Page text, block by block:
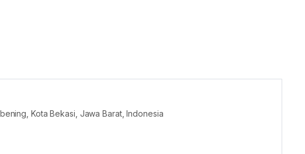
Kota Bekasi, Jawa Barat, Indonesia